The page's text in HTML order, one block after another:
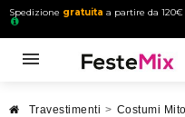
Spedizione gratuita a partire da 120€
Travestimenti > Costumi